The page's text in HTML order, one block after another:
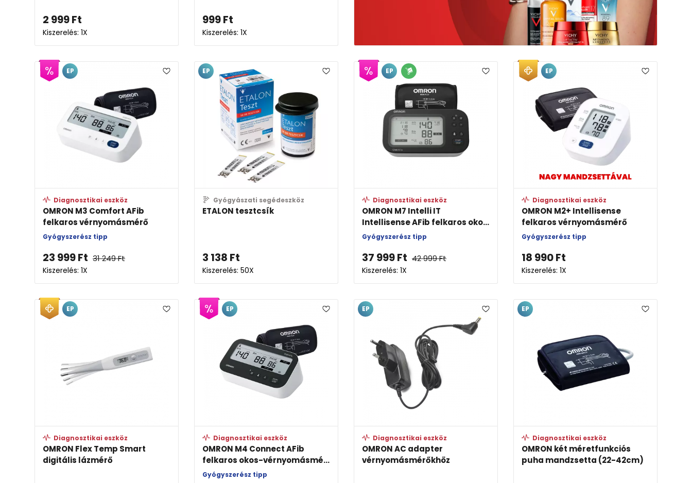
2 999Ft
Kiszerelés: 1X
999Ft
Kiszerelés: 1X
Diagnosztikai eszköz
OMRON M3 Comfort AFib
felkaros vérnyomásmérő
Gyógyszerész tipp
23 999Ft 31 249Ft
Kiszerelés: 1X
EP
Gyógyászati segédeszköz
ETALON tesztcsík
3 138 Ft
Kiszerelés: 50X
EP
Diagnosztikai eszköz
OMRON M7 Intelli IT
Intellisense AFib felkaros oko...
Gyógyszerész tipp
37 999Ft 42 999Ft
Kiszerelés: 1X
EP
Diagnosztikai eszköz
OMRON M2+ Intellisense
felkaros vérnyomásmérő
Gyógyszerész tipp
18 990Ft
Kiszerelés: 1X
EP
Diagnosztikai eszköz
OMRON Flex Temp Smart
digitális lázmérő
EP
Diagnosztikai eszköz
OMRON M4 Connect AFib
felkaros okos-vérnyomásmé...
Gyógyszerész tipp
EP
Diagnosztikai eszköz
OMRON AC adapter
vérnyomásmérőkhöz
EP
Diagnosztikai eszköz
OMRON két méretfunkciós
puha mandzsetta (22-42cm)
EP